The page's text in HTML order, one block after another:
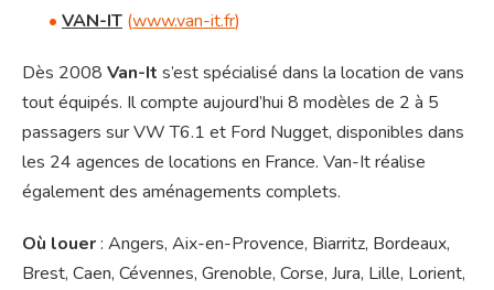
• VAN-IT (www.van-it.fr)
Dès 2008 Van-It s’est spécialisé dans la location de vans
tout équipés. Il compte aujourd’hui 8 modèles de 2 à 5
passagers sur VW T6.1 et Ford Nugget, disponibles dans
les 24 agences de locations en France. Van-It réalise
également des aménagements complets.
Où louer: Angers, Aix-en-Provence, Biarritz, Bordeaux,
Brest, Caen, Cévennes, Grenoble, Corse, Jura, Lille, Lorient,